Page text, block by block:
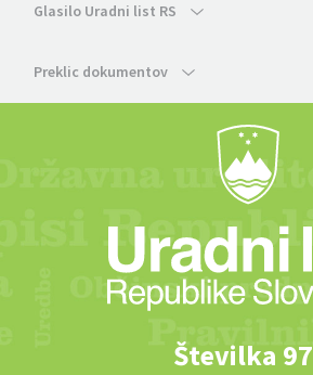
Glasilo Uradni list RS
Preklic dokumentov
Številka 97